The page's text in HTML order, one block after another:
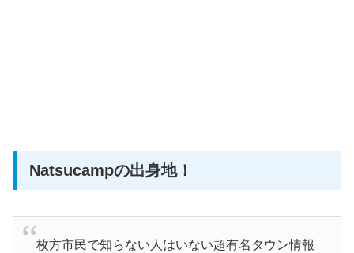
Natsucampの出身地！
枚方市民で知らない人はいない超有名タウン情報